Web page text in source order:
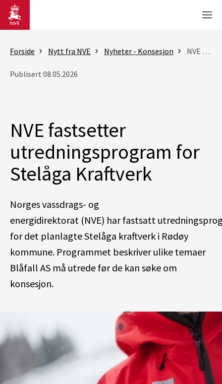
Gå til hovedinnhold
Forside Nytt fra NVE Nyheter - Konsesjon NVE fastsetter utredningsprogram for Stelåga Kraftverk
Publisert 08.05.2026
NVE fastsetter
utredningsprogram for
Stelåga Kraftverk
Norges vassdrags- og
energidirektorat (NVE) har fastsatt
for det planlagteStelåga kraftverk i Rødøy
kommune. Programmet beskriver ulike temaer
Blåfall AS må utrede før de kan søke om
konsesjon.